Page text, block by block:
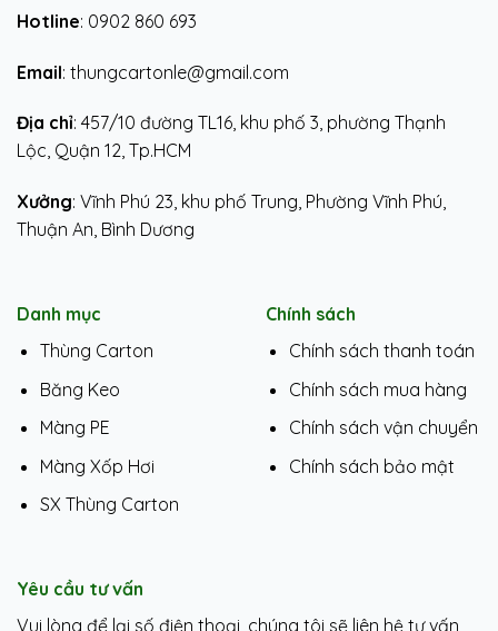
Hotline: 0902 860 693
Email: thungcartonle@gmail.com
Địa chỉ: 457/10 đường TL16, khu phố 3, phường Thạnh
Lộc, Quận 12, Tp.HCM
Xưởng: Vĩnh Phú 23, khu phố Trung, Phường Vĩnh Phú,
Thuận An, Bình Dương
Danh mục
Thùng Carton
Băng Keo
Màng PE
Màng Xốp Hơi
SX Thùng Carton
Chính sách
Chính sách thanh toán
Chính sách mua hàng
Chính sách vận chuyển
Chính sách bảo mật
Yêu cầu tư vấn
Vui lòng để lại số điện thoại, chúng tôi sẽ liên hệ tư vấn